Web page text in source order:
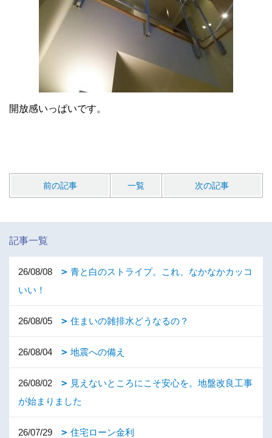
開放感いっぱいです。
前の記事 一覧 次の記事
記事一覧
26/08/08
青と白のストライプ。これ、なかなかカッコ
いい！
26/08/05 住まいの雑排水どうなるの？
26/08/04 地震への備え
26/08/02
見えないところにこそ安心を。地盤改良工事
が始まりました
26/07/29 住宅ローン金利